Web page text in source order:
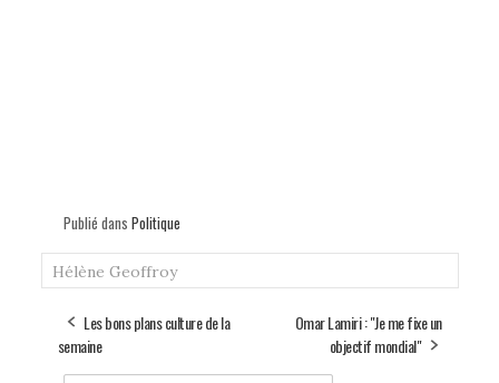
Publié dans Politique
Hélène Geoffroy
Les bons plans culture de la
semaine
Omar Lamiri : "Je me fixe un
objectif mondial"